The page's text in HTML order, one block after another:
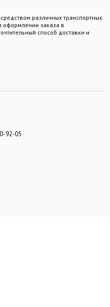
различных транспортных
оформлении заказа в
способ доставки и
92-05